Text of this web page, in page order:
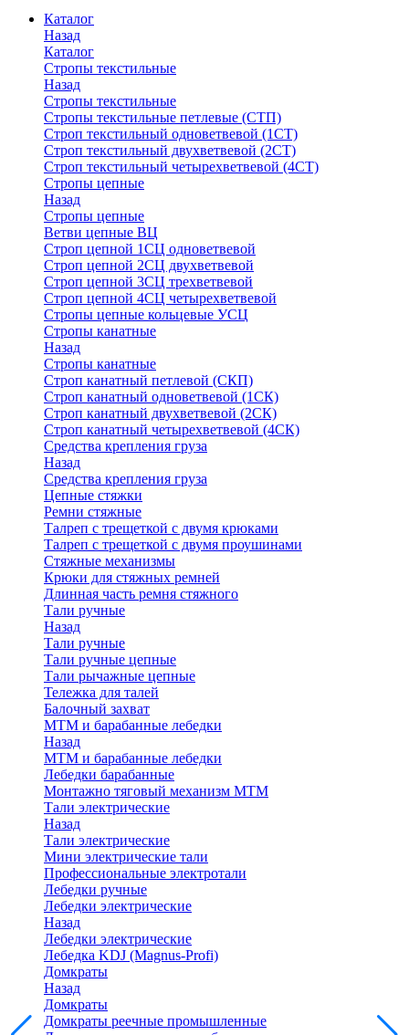
Каталог
Назад
Каталог
Стропы текстильные
Назад
Стропы текстильные
Стропы текстильные петлевые (СТП)
Строп текстильный одноветвевой (1СТ)
Строп текстильный двухветвевой (2СТ)
Строп текстильный четырехветвевой (4СТ)
Стропы цепные
Назад
Стропы цепные
Ветви цепные ВЦ
Строп цепной 1СЦ одноветвевой
Строп цепной 2СЦ двухветвевой
Строп цепной 3СЦ трехветвевой
Строп цепной 4СЦ четырехветвевой
Стропы цепные кольцевые УСЦ
Стропы канатные
Назад
Стропы канатные
Строп канатный петлевой (СКП)
Строп канатный одноветвевой (1СК)
Строп канатный двухветвевой (2СК)
Строп канатный четырехветвевой (4СК)
Средства крепления груза
Назад
Средства крепления груза
Цепные стяжки
Ремни стяжные
Талреп с трещеткой с двумя крюками
Талреп с трещеткой с двумя проушинами
Стяжные механизмы
Крюки для стяжных ремней
Длинная часть ремня стяжного
Тали ручные
Назад
Тали ручные
Тали ручные цепные
Тали рычажные цепные
Тележка для талей
Балочный захват
МТМ и барабанные лебедки
Назад
МТМ и барабанные лебедки
Лебедки барабанные
Монтажно тяговый механизм МТМ
Тали электрические
Назад
Тали электрические
Мини электрические тали
Профессиональные электротали
Лебедки ручные
Лебедки электрические
Назад
Лебедки электрические
Лебедка KDJ (Magnus-Profi)
Домкраты
Назад
Домкраты
Домкраты реечные промышленные